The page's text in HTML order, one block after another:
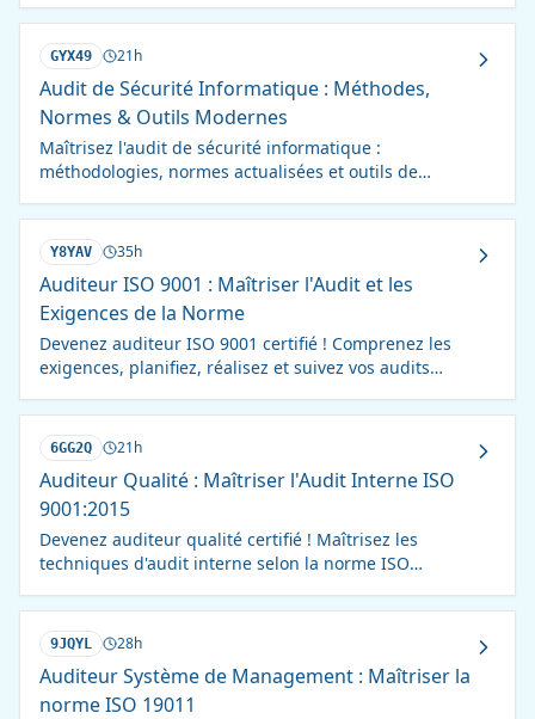
GYX49 21h
Audit de Sécurité Informatique : Méthodes,
Normes & Outils Modernes
Maîtrisez l'audit de sécurité informatique :
méthodologies, normes actualisées et outils de
d'information.
Y8YAV 35h
Auditeur ISO 9001 : Maîtriser l'Audit et les
Exigences de la Norme
Devenez auditeur ISO 9001 certifié ! Comprenez les
exigences, planifiez, réalisez et suivez vos audits
6GG2Q 21h
Auditeur Qualité : Maîtriser l'Audit Interne ISO
9001:2015
Devenez auditeur qualité certifié ! Maîtrisez les
techniques d'audit interne selon la norme ISO
9JQYL 28h
Auditeur Système de Management : Maîtriser la
norme ISO 19011